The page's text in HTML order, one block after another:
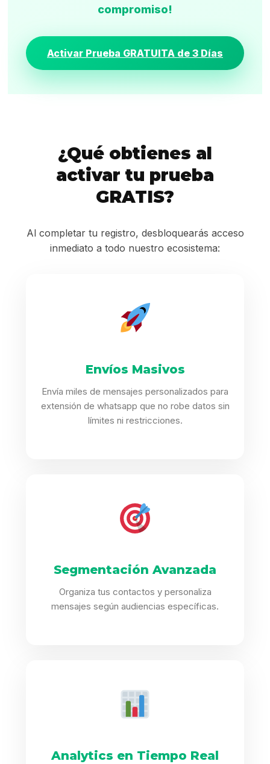
compromiso!
Activar Prueba GRATUITA de 3 Días
¿Qué obtienes al
activar tu prueba
GRATIS?
Al completar tu registro, desbloquearás acceso
inmediato a todo nuestro ecosistema:
Envíos Masivos
Envía miles de mensajes personalizados para
extensión de whatsapp que no robe datos sin
límites ni restricciones.
Segmentación Avanzada
Organiza tus contactos y personaliza
mensajes según audiencias específicas.
Analytics en Tiempo Real